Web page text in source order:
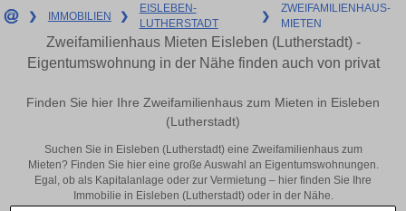
❯ IMMOBILIEN ❯
EISLEBEN-
LUTHERSTADT
❯
ZWEIFAMILIENHAUS-
MIETEN
Zweifamilienhaus Mieten Eisleben (Lutherstadt) -
Eigentumswohnung in der Nähe finden auch von privat
Finden Sie hier Ihre Zweifamilienhaus zum Mieten in Eisleben
(Lutherstadt)
Suchen Sie in Eisleben (Lutherstadt) eine Zweifamilienhaus zum
Mieten? Finden Sie hier eine große Auswahl an Eigentumswohnungen.
Egal, ob als Kapitalanlage oder zur Vermietung – hier finden Sie Ihre
Immobilie in Eisleben (Lutherstadt) oder in der Nähe.